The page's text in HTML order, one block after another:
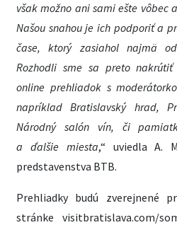
však možno ani sami ešte vôbec
Našou snahou je ich podporiť a
čase, ktorý zasiahol najmä
Rozhodli sme sa preto
online prehliadok s
napríklad Bratislavský hrad,
Národný salón vín, či
a ďalšie miesta,“ uviedla A.
predstavenstva BTB.
Prehliadky budú zverejnené
stránke visitbratislava.com/